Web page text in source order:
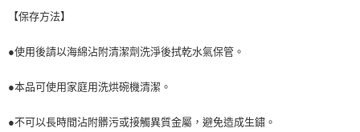
【保存方法】
●使用後請以海綿沾附清潔劑洗淨後拭乾水氣保管。
●本品可使用家庭用洗烘碗機清潔。
●不可以長時間沾附髒污或接觸異質金屬，避免造成生鏽。